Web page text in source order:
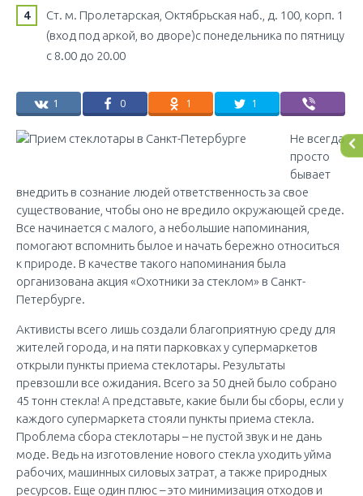
Ст. м. Пролетарская, Октябрьская наб., д. 100, корп. 1
(вход под аркой, во дворе)с понедельника по пятницу
с 8.00 до 20.00
1 0 1 1
Не всегда
просто
бывает
внедрить в сознание людей ответственность за свое
существование, чтобы оно не вредило окружающей среде.
Все начинается с малого, а небольшие напоминания,
помогают вспомнить былое и начать бережно относиться
к природе. В качестве такого напоминания была
организована акция «Охотники за стеклом» в Санкт-
Петербурге.
Активисты всего лишь создали благоприятную среду для
жителей города, и на пяти парковках у супермаркетов
открыли пункты приема стеклотары. Результаты
превзошли все ожидания. Всего за 50 дней было собрано
45 тонн стекла! А представьте, какие были бы сборы, если у
каждого супермаркета стояли пункты приема стекла.
Проблема сбора стеклотары – не пустой звук и не дань
моде. Ведь на изготовление нового стекла уходить уйма
рабочих, машинных силовых затрат, а также природных
ресурсов. Еще один плюс – это минимизация отходов и